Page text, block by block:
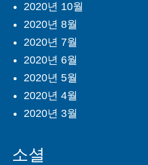
2020년 10월
2020년 8월
2020년 7월
2020년 6월
2020년 5월
2020년 4월
2020년 3월
소셜